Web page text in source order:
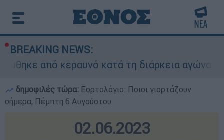
BREAKING NEWS:
κατά τη διάρκεια αγώνα
δημοφιλές τώρα: Εορτολόγιο: Ποιοι γιορτάζουν
σήμερα, Πέμπτη 6 Αυγούστου
02.06.2023